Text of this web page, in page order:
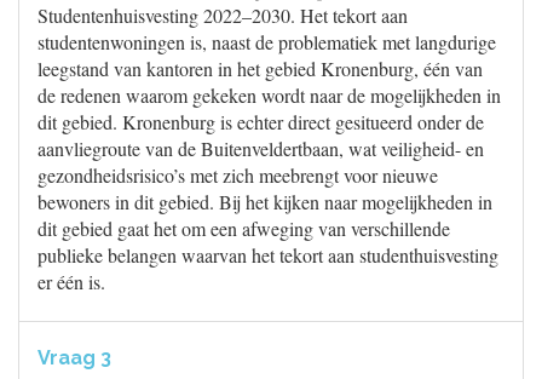
Studentenhuisvesting 2022–2030. Het tekort aan
studentenwoningen is, naast de problematiek met langdurige
leegstand van kantoren in het gebied Kronenburg, één van
de redenen waarom gekeken wordt naar de mogelijkheden in
dit gebied. Kronenburg is echter direct gesitueerd onder de
aanvliegroute van de Buitenveldertbaan, wat veiligheid- en
gezondheidsrisico’s met zich meebrengt voor nieuwe
bewoners in dit gebied. Bij het kijken naar mogelijkheden in
dit gebied gaat het om een afweging van verschillende
publieke belangen waarvan het tekort aan studenthuisvesting
er één is.
Vraag 3